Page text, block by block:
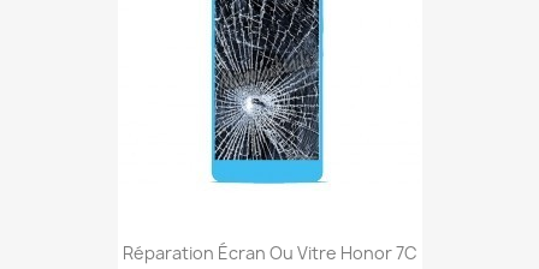
Réparation Écran Ou Vitre Honor 7C